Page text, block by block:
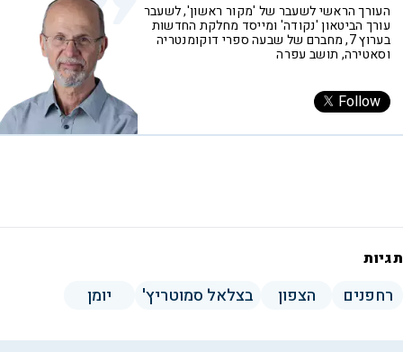
העורך הראשי לשעבר של 'מקור ראשון', לשעבר
עורך הביטאון 'נקודה' ומייסד מחלקת החדשות
בערוץ 7, מחברם של שבעה ספרי דוקומנטריה
וסאטירה, תושב עפרה
Follow
תגיות
רחפנים הצפון בצלאל סמוטריץ' יומן